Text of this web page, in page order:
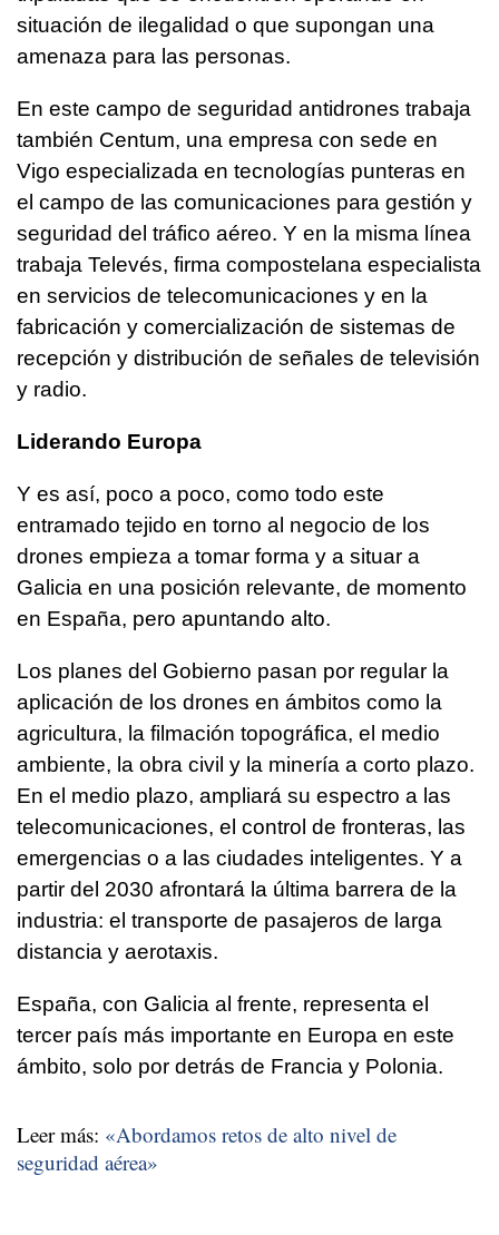
situación de ilegalidad o que supongan una
amenaza para las personas.
En este campo de seguridad antidrones trabaja
también Centum, una empresa con sede en
Vigo especializada en tecnologías punteras en
el campo de las comunicaciones para gestión y
seguridad del tráfico aéreo. Y en la misma línea
trabaja Televés, firma compostelana especialista
en servicios de telecomunicaciones y en la
fabricación y comercialización de sistemas de
recepción y distribución de señales de televisión
y radio.
Liderando Europa
Y es así, poco a poco, como todo este
entramado tejido en torno al negocio de los
drones empieza a tomar forma y a situar a
Galicia en una posición relevante, de momento
en España, pero apuntando alto.
Los planes del Gobierno pasan por regular la
aplicación de los drones en ámbitos como la
agricultura, la filmación topográfica, el medio
ambiente, la obra civil y la minería a corto plazo.
En el medio plazo, ampliará su espectro a las
telecomunicaciones, el control de fronteras, las
emergencias o a las ciudades inteligentes. Y a
partir del 2030 afrontará la última barrera de la
industria: el transporte de pasajeros de larga
distancia y aerotaxis.
España, con Galicia al frente, representa el
tercer país más importante en Europa en este
ámbito, solo por detrás de Francia y Polonia.
Leer más: «Abordamos retos de alto nivel de
seguridad aérea»